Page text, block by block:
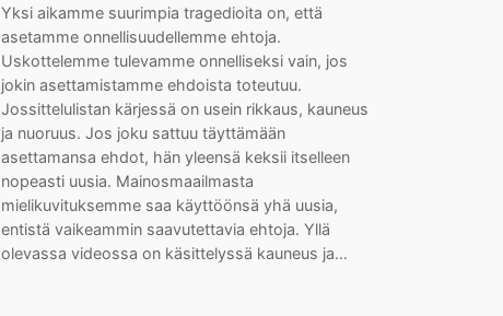
Yksi aikamme suurimpia tragedioita on, että
asetamme onnellisuudellemme ehtoja.
Uskottelemme tulevamme onnelliseksi vain, jos
jokin asettamistamme ehdoista toteutuu.
Jossittelulistan kärjessä on usein rikkaus, kauneus
ja nuoruus. Jos joku sattuu täyttämään
asettamansa ehdot, hän yleensä keksii itselleen
nopeasti uusia. Mainosmaailmasta
mielikuvituksemme saa käyttöönsä yhä uusia,
entistä vaikeammin saavutettavia ehtoja. Yllä
olevassa videossa on käsittelyssä kauneus ja…